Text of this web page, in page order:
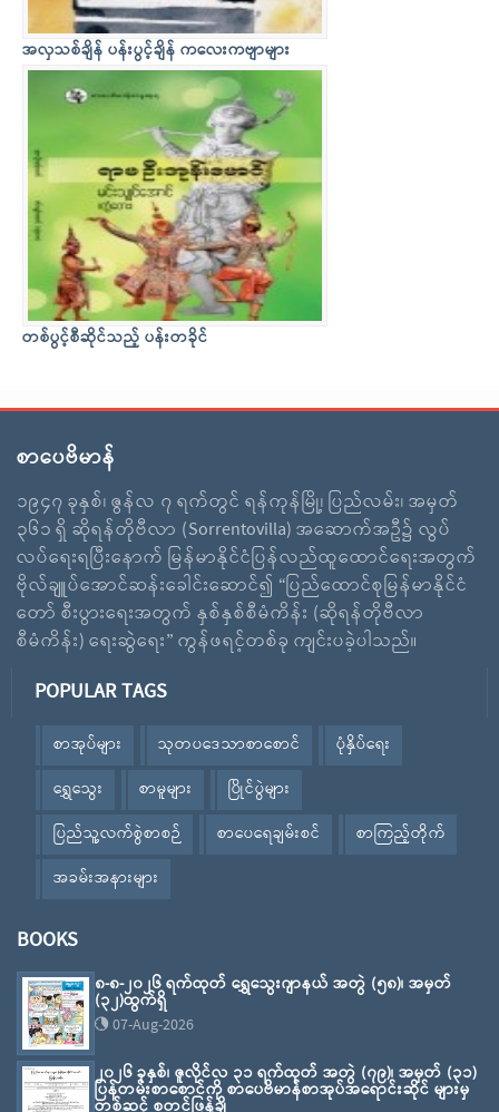
အလှသစ်ချိန် ပန်းပွင့်ချိန် ကလေးကဗျာများ
တစ်ပွင့်စီဆိုင်သည့် ပန်းတခိုင်
စာပေဗိမာန်
၁၉၄၇ ခုနှစ်၊ ဇွန်လ ၇ ရက်တွင် ရန်ကုန်မြို့၊ ပြည်လမ်း၊ အမှတ်
၃၆၁ ရှိ ဆိုရန်တိုဗီလာ (Sorrentovilla) အဆောက်အဦ၌ လွပ်
လပ်ရေးရပြီးနောက် မြန်မာနိုင်ငံပြန်လည်ထူထောင်ရေးအတွက်
ဗိုလ်ချူပ်အောင်ဆန်းခေါင်းဆောင်၍ “ပြည်ထောင်စုမြန်မာနိုင်ငံ
တော် စီးပွားရေးအတွက် နှစ်နှစ်စီမံကိန်း (ဆိုရန်တိုဗီလာ
စီမံကိန်း) ရေးဆွဲရေး” ကွန်ဖရင့်တစ်ခု ကျင်းပခဲ့ပါသည်။
POPULAR TAGS
စာအုပ်များ သုတပဒေသာစာစောင်
ပုံနှိပ်ရေး
ရွှေသွေး
စာမူများ
ပြိုင်ပွဲများ
ပြည်သူ့လက်စွဲစာစဉ်
စာပေရေချမ်းစင်
စာကြည့်တိုက်
အခမ်းအနားများ
BOOKS
၈-၈-၂၀၂၆ ရက်ထုတ် ရွှေသွေးဂျာနယ် အတွဲ (၅၈)၊ အမှတ်
(၃၂)ထွက်ရှိ
07-Aug-2026
၂၀၂၆ ခုနှစ်၊ ဇူလိုင်လ ၃၁ ရက်ထုတ် အတွဲ (၇၉)၊ အမှတ် (၃၁)
ပြန်တမ်းစာစောင်ကို စာပေဗိမာန်စာအုပ်အရောင်းဆိုင် များမှ
တစ်ဆင့် စတင်ဖြန့်ချိ